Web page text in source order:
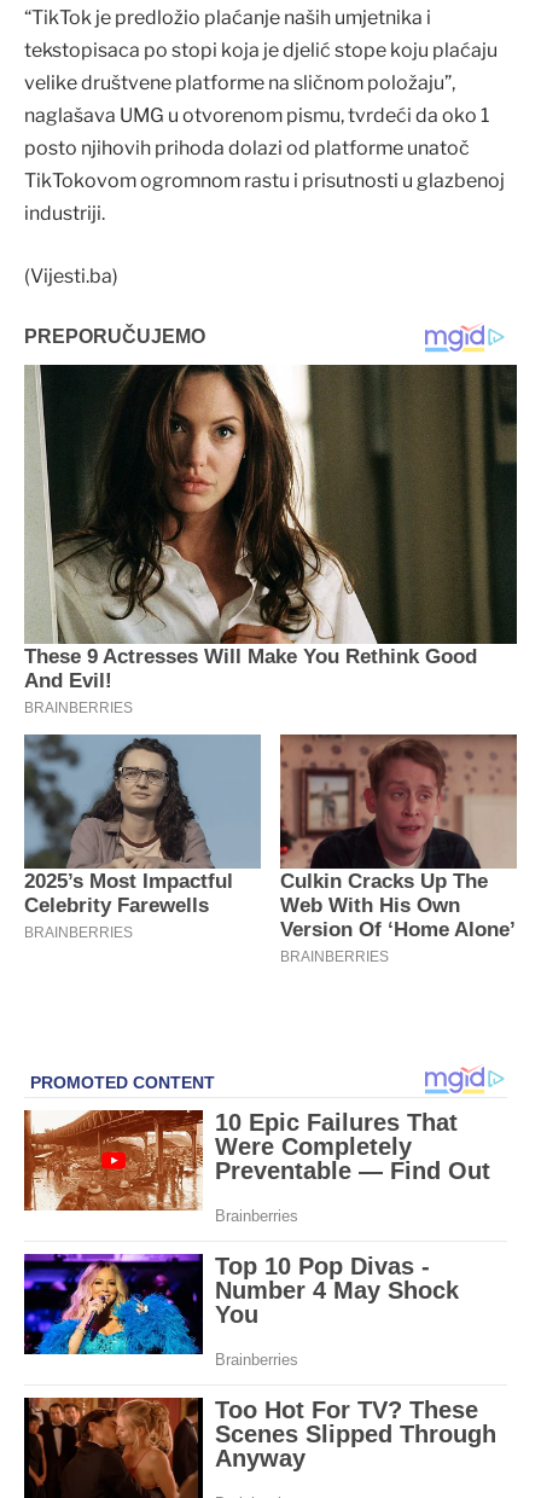
“TikTok je predložio plaćanje naših umjetnika i
tekstopisaca po stopi koja je djelić stope koju plaćaju
velike društvene platforme na sličnom položaju”,
naglašava UMG u otvorenom pismu, tvrdeći da oko 1
posto njihovih prihoda dolazi od platforme unatoč
TikTokovom ogromnom rastu i prisutnosti u glazbenoj
industriji.
(Vijesti.ba)